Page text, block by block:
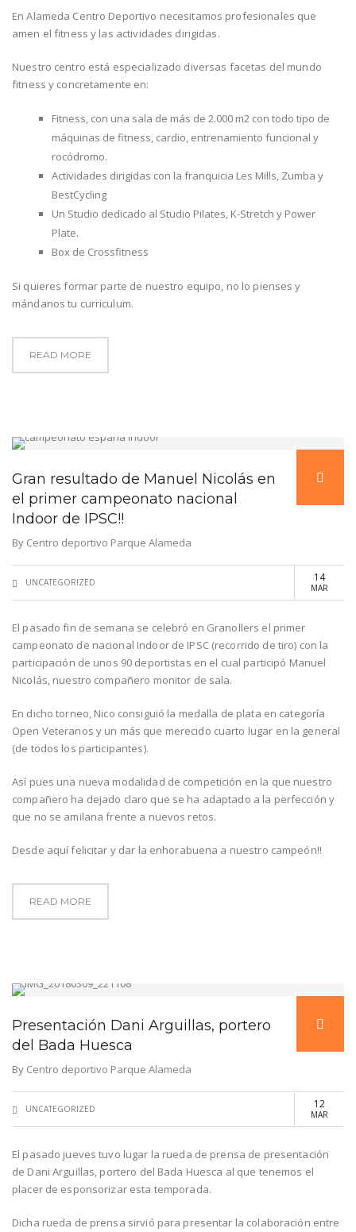
En Alameda Centro Deportivo necesitamos profesionales que
amen el fitness y las actividades dirigidas.
Nuestro centro está especializado diversas facetas del mundo
fitness y concretamente en:
Fitness, con una sala de más de 2.000 m2 con todo tipo de
máquinas de fitness, cardio, entrenamiento funcional y
rocódromo.
Actividades dirigidas con la franquicia Les Mills, Zumba y
BestCycling
Un Studio dedicado al Studio Pilates, K-Stretch y Power
Plate.
Box de Crossfitness
Si quieres formar parte de nuestro equipo, no lo pienses y
mándanos tu curriculum.
READ MORE
Gran resultado de Manuel Nicolás en
el primer campeonato nacional
Indoor de IPSC!!
By Centro deportivo Parque Alameda
UNCATEGORIZED 14
MAR
El pasado fin de semana se celebró en Granollers el primer
campeonato de nacional Indoor de IPSC (recorrido de tiro) con la
participación de unos 90 deportistas en el cual participó Manuel
Nicolás, nuestro compañero monitor de sala.
En dicho torneo, Nico consiguió la medalla de plata en categoría
Open Veteranos y un más que merecido cuarto lugar en la general
(de todos los participantes).
Así pues una nueva modalidad de competición en la que nuestro
compañero ha dejado claro que se ha adaptado a la perfección y
que no se amilana frente a nuevos retos.
Desde aquí felicitar y dar la enhorabuena a nuestro campeón!!
READ MORE
Presentación Dani Arguillas, portero
del Bada Huesca
By Centro deportivo Parque Alameda
UNCATEGORIZED 12
MAR
El pasado jueves tuvo lugar la rueda de prensa de presentación
de Dani Arguillas, portero del Bada Huesca al que tenemos el
placer de esponsorizar esta temporada.
Dicha rueda de prensa sirvió para presentar la colaboración entre